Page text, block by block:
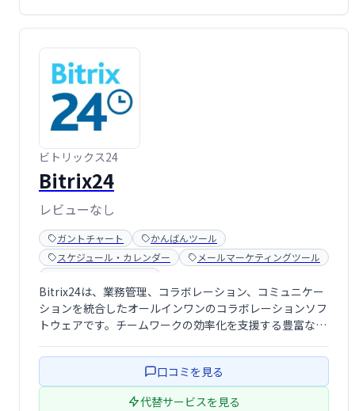
ビトリックス24
Bitrix24
レビューなし
ガントチャート
かんばんツール
スケジュール・カレンダー
メールマーケティングツール
Bitrix24は、業務管理、コラボレーション、コミュニケー
ションを統合したオールインワンのコラボレーションソフ
トウェアです。チームワークの効率化を支援する豊富な機
ァイル共有などを一元的に管理できます。中小企業から大
企業まで、あらゆる規模のビジネス …
口コミを見る
代替サービスを見る